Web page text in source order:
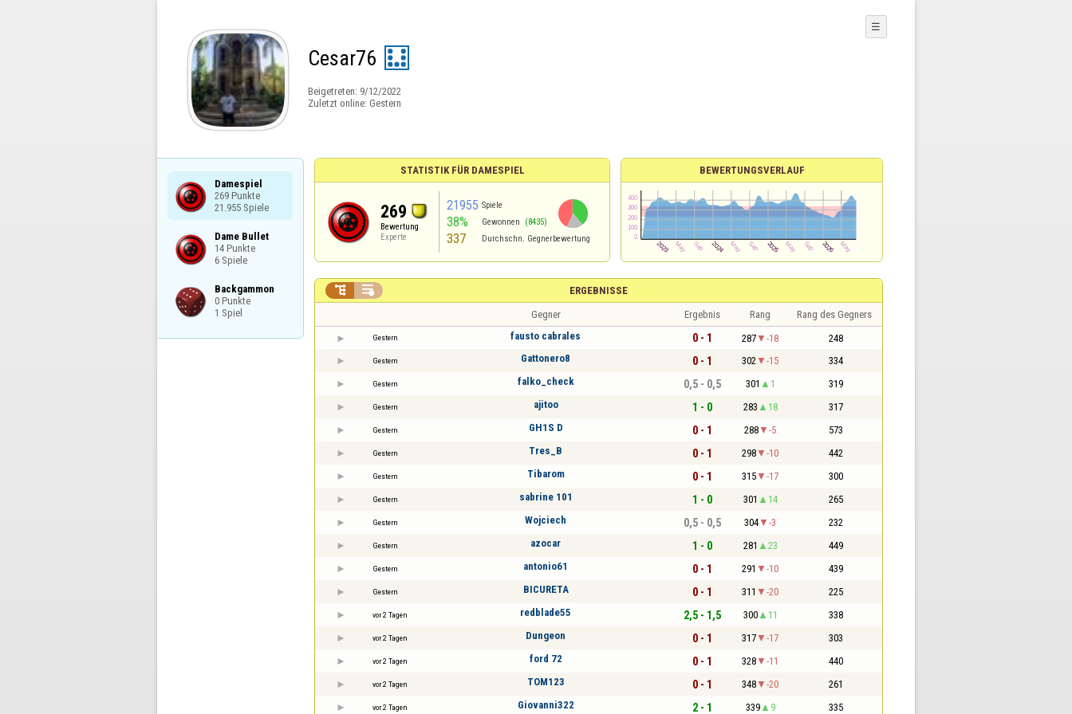
Cesar76
Beigetreten: 9/12/2022
Zuletzt online: Gestern
☰
Damespiel
269 Punkte
21.955 Spiele
Dame Bullet
14 Punkte
6 Spiele
Backgammon
0 Punkte
1 Spiel
STATISTIK FÜR DAMESPIEL
269
Bewertung
Experte
21955 Spiele
38% Gewonnen (8435)
337 Durchschn. Gegnerbewertung
BEWERTUNGSVERLAUF
ERGEBNISSE
 
Gegner Ergebnis Rang Rang des Gegners
Gestern fausto cabrales 0 - 1 287 -18 248
Gestern Gattonero8 0 - 1 302 -15 334
Gestern falko_check 0,5 - 0,5 301 1 319
Gestern ajitoo 1 - 0 283 18 317
Gestern GH1S D 0 - 1 288 -5 573
Gestern Tres_B 0 - 1 298 -10 442
Gestern Tibarom 0 - 1 315 -17 300
Gestern sabrine 101 1 - 0 301 14 265
Gestern Wojciech 0,5 - 0,5 304 -3 232
Gestern azocar 1 - 0 281 23 449
Gestern antonio61 0 - 1 291 -10 439
Gestern BICURETA 0 - 1 311 -20 225
vor 2 Tagen redblade55 2,5 - 1,5 300 11 338
vor 2 Tagen Dungeon 0 - 1 317 -17 303
vor 2 Tagen ford 72 0 - 1 328 -11 440
vor 2 Tagen TOM123 0 - 1 348 -20 261
vor 2 Tagen Giovanni322 2 - 1 339 9 335